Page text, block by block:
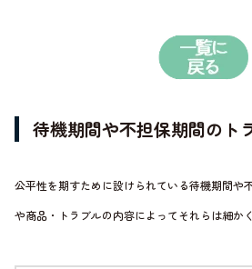
待機期間や不担保期間のト
公平性を期すために設けられている待機期間や
や商品・トラブルの内容によってそれらは細か